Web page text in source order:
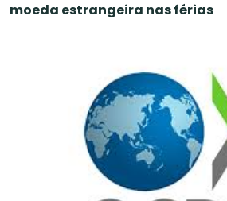
moeda estrangeira nas férias